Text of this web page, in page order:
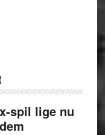
spil lige nu